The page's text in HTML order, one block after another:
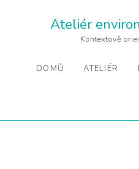
Ateliér
Kontextově
DOMŮ ATELIÉR